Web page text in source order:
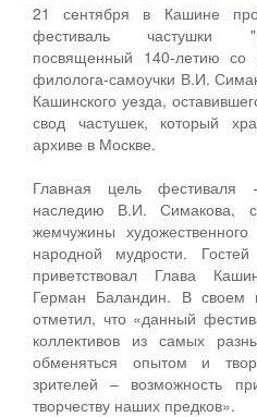
21 сентября в Кашине
фестиваль частушки
посвященный 140-летию со
филолога-самоучки В.И.
Кашинского уезда,
свод частушек, который
архиве в Москве.
Главная цель
наследию В.И. Симакова,
жемчужины
народной мудрости.
приветствовал Глава
Герман Баландин. В своем
отметил, что «данный
коллективов из самых
обменяться опытом и
зрителей – возможность
творчеству наших предков».